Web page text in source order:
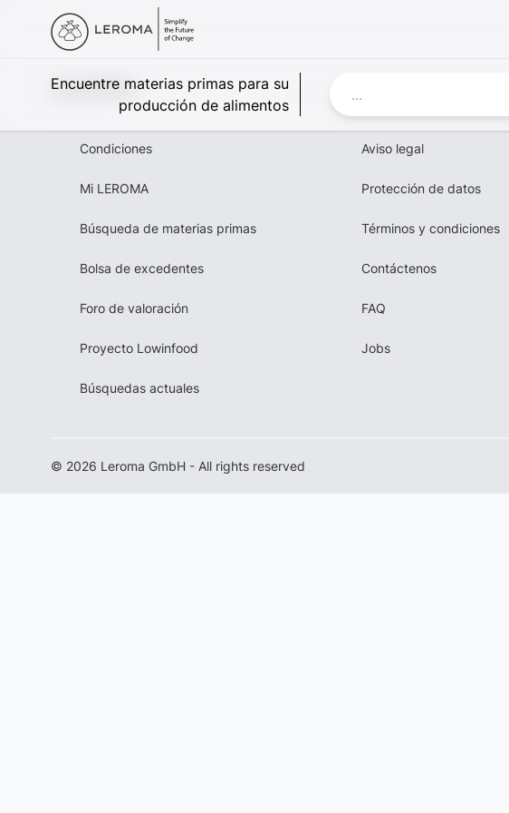
Encuentre materias primas para su
producción de alimentos
Leroma
Condiciones
Mi LEROMA
Búsqueda de materias primas
Bolsa de excedentes
Foro de valoración
Proyecto Lowinfood
Búsquedas actuales
Aviso legal
Protección de datos
Términos y condiciones
Contáctenos
FAQ
Jobs
© 2026 Leroma GmbH - All rights reserved